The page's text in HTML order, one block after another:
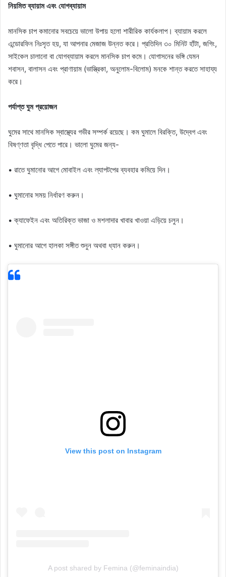
নিয়মিত ব্যায়াম এবং যোগব্যায়াম
মানসিক চাপ কমানোর সবচেয়ে ভালো উপায় হলো শারীরিক কার্যকলাপ। ব্যায়াম করলে
এন্ডোরফিন নিঃসৃত হয়, যা আপনার মেজাজ উন্নত করে। প্রতিদিন ৩০ মিনিট হাঁটা, জগিং,
সাইকেল চালানো বা যোগব্যায়াম করলে মানসিক চাপ কমে। যোগাসনের ভঙ্গি যেমন
শবাসন, বালাসন এবং প্রাণায়াম (ভাস্ত্রিকা, অনুলোম-বিলোম) মনকে শান্ত করতে সাহায্য
করে।
পর্যাপ্ত ঘুম প্রয়োজন
ঘুমের সাথে মানসিক স্বাস্থ্যের গভীর সম্পর্ক রয়েছে। কম ঘুমালে বিরক্তি, উদ্বেগ এবং
বিষণ্ণতা বৃদ্ধি পেতে পারে। ভালো ঘুমের জন্য-
• রাতে ঘুমানোর আগে মোবাইল এবং ল্যাপটপের ব্যবহার কমিয়ে দিন।
• ঘুমানোর সময় নির্ধারণ করুন।
• ক্যাফেইন এবং অতিরিক্ত ভাজা ও মশলাদার খাবার খাওয়া এড়িয়ে চলুন।
• ঘুমানোর আগে হালকা সঙ্গীত শুনুন অথবা ধ্যান করুন।
View this post on Instagram
A post shared by Femina (@feminaindia)